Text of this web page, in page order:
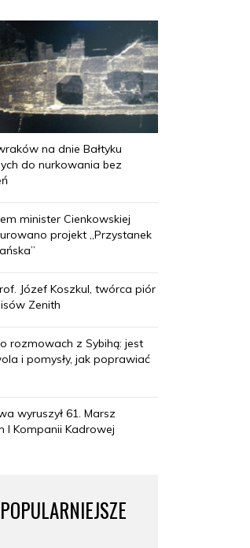
na dnie Bałtyku
do nurkowania bez
minister Cienkowskiej
projekt „Przystanek
Józef Koszkul, twórca piór
Zenith
rozmowach z Sybihą: jest
i pomysły, jak poprawiać
wyruszył 61. Marsz
I Kompanii Kadrowej